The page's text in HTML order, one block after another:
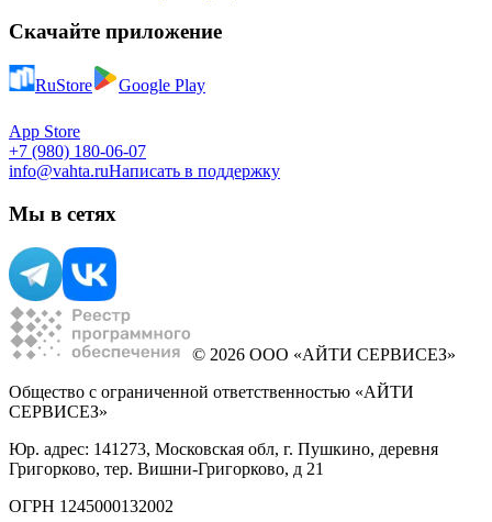
Скачайте приложение
RuStore Google Play
App Store
+7 (980) 180-06-07
info@vahta.ruНаписать в поддержку
Мы в сетях
© 2026 ООО «АЙТИ СЕРВИСЕЗ»
Общество с ограниченной ответственностью «АЙТИ
СЕРВИСЕЗ»
Юр. адрес: 141273, Московская обл, г. Пушкино, деревня
Григорково, тер. Вишни-Григорково, д 21
ОГРН 1245000132002